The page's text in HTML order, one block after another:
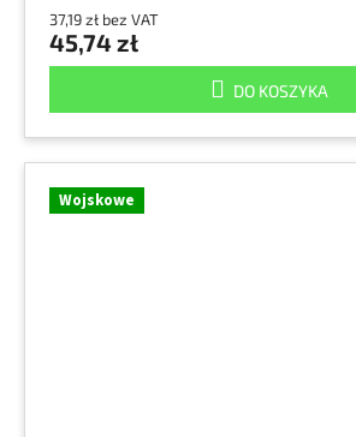
37,19 zł bez VAT
45,74 zł
DO KOSZYKA
Wojskowe